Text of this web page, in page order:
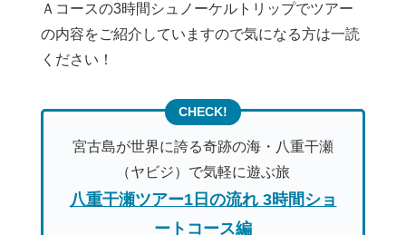
Ａコースの3時間シュノーケルトリップでツアー
の内容をご紹介していますので気になる方は一読
ください！
宮古島が世界に誇る奇跡の海・八重干瀬
（ヤビジ）で気軽に遊ぶ旅
八重干瀬ツアー1日の流れ 3時間ショ
ートコース編